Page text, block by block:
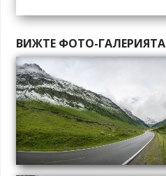
ВИЖТЕ ФОТО-ГАЛЕРИЯТА